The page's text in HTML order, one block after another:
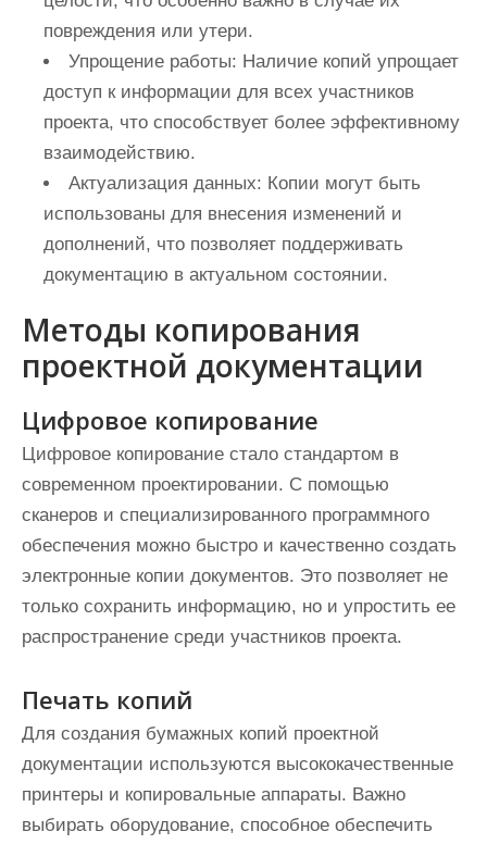
повреждения или утери.
Упрощение работы: Наличие копий упрощает
доступ к информации для всех участников
проекта, что способствует более эффективному
взаимодействию.
Актуализация данных: Копии могут быть
использованы для внесения изменений и
дополнений, что позволяет поддерживать
документацию в актуальном состоянии.
Методы копирования
проектной документации
Цифровое копирование
Цифровое копирование стало стандартом в
современном проектировании. С помощью
сканеров и специализированного программного
обеспечения можно быстро и качественно создать
электронные копии документов. Это позволяет не
только сохранить информацию, но и упростить ее
распространение среди участников проекта.
Печать копий
Для создания бумажных копий проектной
документации используются высококачественные
принтеры и копировальные аппараты. Важно
выбирать оборудование, способное обеспечить